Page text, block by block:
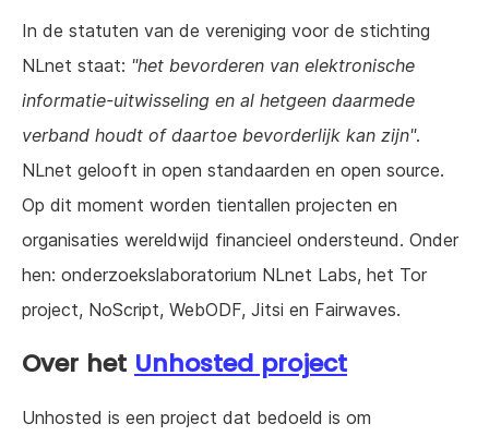
In de statuten van de vereniging voor de stichting
NLnet staat: "het bevorderen van elektronische
informatie-uitwisseling en al hetgeen daarmede
verband houdt of daartoe bevorderlijk kan zijn".
NLnet gelooft in open standaarden en open source.
Op dit moment worden tientallen projecten en
organisaties wereldwijd financieel ondersteund. Onder
hen: onderzoekslaboratorium NLnet Labs, het Tor
project, NoScript, WebODF, Jitsi en Fairwaves.
Over het Unhosted project
Unhosted is een project dat bedoeld is om